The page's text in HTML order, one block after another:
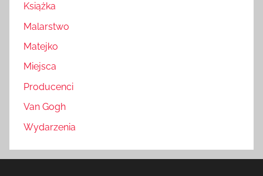
Książka
Malarstwo
Matejko
Miejsca
Producenci
Van Gogh
Wydarzenia